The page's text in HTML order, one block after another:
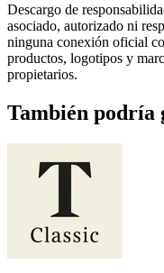
Descargo de
asociado, autorizado ni
ninguna conexión oficial
productos, logotipos y
propietarios.
También podría